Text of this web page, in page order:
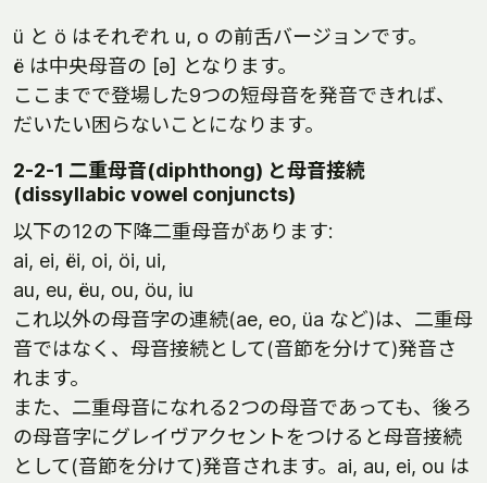
ü と ö はそれぞれ u, o の前舌バージョンです。
ë は中央母音の [ə] となります。
ここまでで登場した9つの短母音を発音できれば、
だいたい困らないことになります。
2-2-1 二重母音(diphthong) と母音接続
(dissyllabic vowel conjuncts)
以下の12の下降二重母音があります:
ai, ei, ëi, oi, öi, ui,
au, eu, ëu, ou, öu, iu
これ以外の母音字の連続(ae, eo, üa など)は、二重母
音ではなく、母音接続として(音節を分けて)発音さ
れます。
また、二重母音になれる2つの母音であっても、後ろ
の母音字にグレイヴアクセントをつけると母音接続
として(音節を分けて)発音されます。ai, au, ei, ou は